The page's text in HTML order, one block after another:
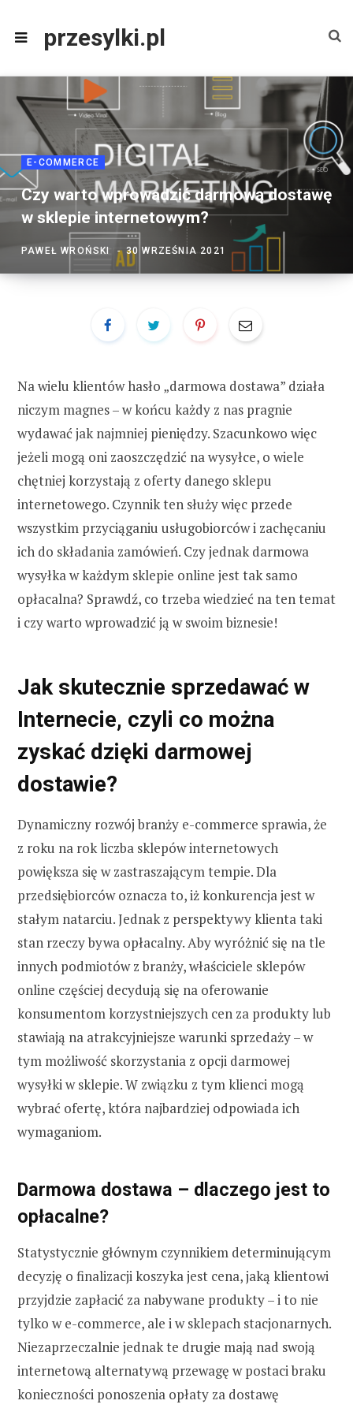
przesylki.pl
E-COMMERCE
Czy warto wprowadzić darmową dostawę
w sklepie internetowym?
PAWEŁ WROŃSKI 30 WRZEŚNIA 2021
Na wielu klientów hasło „darmowa dostawa” działa
niczym magnes – w końcu każdy z nas pragnie
wydawać jak najmniej pieniędzy. Szacunkowo więc
jeżeli mogą oni zaoszczędzić na wysyłce, o wiele
chętniej korzystają z oferty danego sklepu
internetowego. Czynnik ten służy więc przede
wszystkim przyciąganiu usługobiorców i zachęcaniu
ich do składania zamówień. Czy jednak darmowa
wysyłka w każdym sklepie online jest tak samo
opłacalna? Sprawdź, co trzeba wiedzieć na ten temat
i czy warto wprowadzić ją w swoim biznesie!
Jak skutecznie sprzedawać w
Internecie, czyli co można
zyskać dzięki darmowej
dostawie?
Dynamiczny rozwój branży e-commerce sprawia, że
z roku na rok liczba sklepów internetowych
powiększa się w zastraszającym tempie. Dla
przedsiębiorców oznacza to, iż konkurencja jest w
stałym natarciu. Jednak z perspektywy klienta taki
stan rzeczy bywa opłacalny. Aby wyróżnić się na tle
innych podmiotów z branży, właściciele sklepów
online częściej decydują się na oferowanie
konsumentom korzystniejszych cen za produkty lub
stawiają na atrakcyjniejsze warunki sprzedaży – w
tym możliwość skorzystania z opcji darmowej
wysyłki w sklepie. W związku z tym klienci mogą
wybrać ofertę, która najbardziej odpowiada ich
wymaganiom.
Darmowa dostawa – dlaczego jest to
opłacalne?
Statystycznie głównym czynnikiem determinującym
decyzję o finalizacji koszyka jest cena, jaką klientowi
przyjdzie zapłacić za nabywane produkty – i to nie
tylko w e-commerce, ale i w sklepach stacjonarnych.
Niezaprzeczalnie jednak te drugie mają nad swoją
internetową alternatywą przewagę w postaci braku
konieczności ponoszenia opłaty za dostawę